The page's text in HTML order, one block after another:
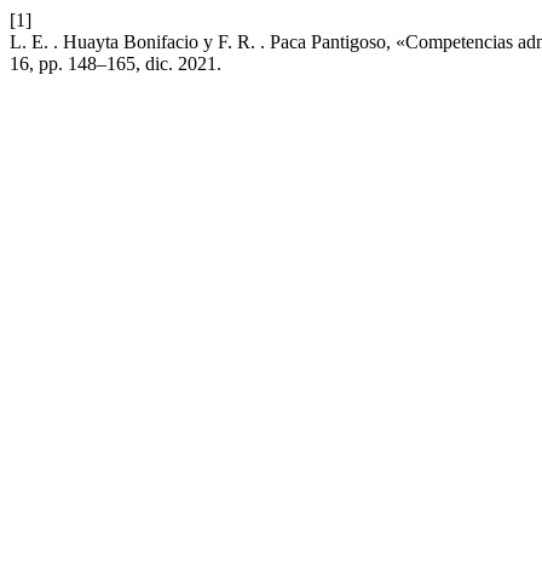
[1]
L. E. . Huayta Bonifacio y F. R. . Paca Pantigoso, «Competencias
16, pp. 148–165, dic. 2021.